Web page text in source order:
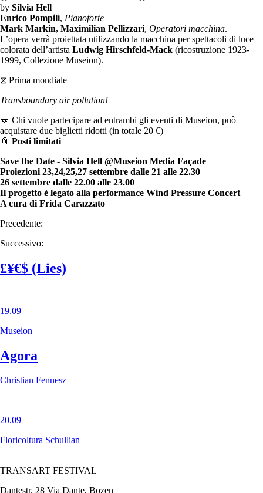
by Silvia Hell
Enrico Pompili, Pianoforte
Mark Markin, Maximilian Pellizzari, Operatori macchina.
L’opera verrà proiettata utilizzando la macchina per spettacoli di luce
colorata dell’artista Ludwig Hirschfeld-Mack (ricostruzione 1923-
1999, Collezione Museion).
⧖ Prima mondiale
Transboundary air pollution!
🎫 Chi vuole partecipare ad entrambi gli eventi di Museion, può
acquistare due biglietti ridotti (in totale 20 €)
📎 Posti limitati
Save the Date - Silvia Hell @Museion Media Façade
Proiezioni 23,24,25,27 settembre dalle 21 alle 22.30
26 settembre dalle 22.00 alle 23.00
Il progetto è legato alla performance Wind Pressure Concert
A cura di Frida Carazzato
Precedente:
Successivo:
£¥€$ (Lies)
19.09
Museion
Agora
Christian Fennesz
20.09
Floricoltura Schullian
TRANSART FESTIVAL
Dantestr. 28 Via Dante, Bozen